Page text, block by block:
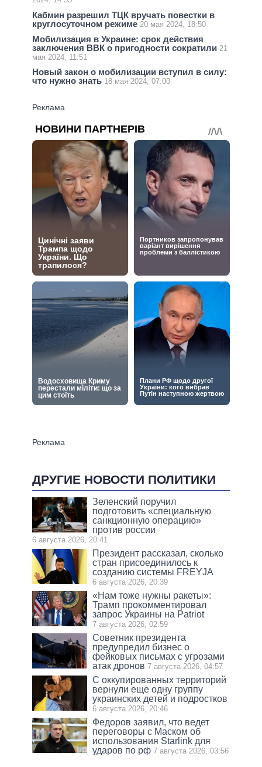
Кабмин разрешил ТЦК вручать повестки в
круглосуточном режиме 20 мая 2024, 18:50
Мобилизация в Украине: срок действия
заключения ВВК о пригодности сократили 21
мая 2024, 11:51
Новый закон о мобилизации вступил в силу:
что нужно знать 18 мая 2024, 07:00
ДРУГИЕ НОВОСТИ ПОЛИТИКИ
Зеленский поручил
подготовить «специальную
санкционную операцию»
против россии
6 августа 2026, 20:41
Президент рассказал, сколько
стран присоединилось к
созданию системы FREYJA
6 августа 2026, 20:39
«Нам тоже нужны ракеты»:
Трамп прокомментировал
запрос Украины на Patriot
7 августа 2026, 02:59
Советник президента
предупредил бизнес о
фейковых письмах с угрозами
атак дронов 7 августа 2026, 04:57
С оккупированных территорий
вернули еще одну группу
украинских детей и подростков
6 августа 2026, 20:46
Федоров заявил, что ведет
переговоры с Маском об
использования Starlink для
ударов по рф 7 августа 2026, 03:56